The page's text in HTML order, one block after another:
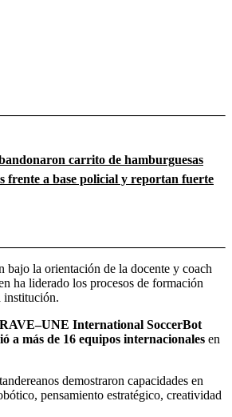
carrito de hamburguesas
frente a base policial y reportan fuerte
bajo la orientación de la docente y coach
ha liderado los procesos de formación
institución.
International SoccerBot
a más de 16 equipos internacionales en
demostraron capacidades en
pensamiento estratégico, creatividad